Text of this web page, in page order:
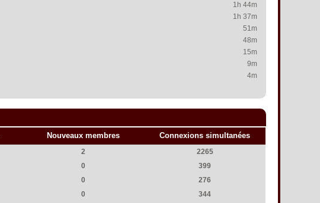
1h 44m
1h 37m
51m
48m
15m
9m
4m
Nouveaux membres Connexions simultanées
2
2265
0
399
0
276
0
344